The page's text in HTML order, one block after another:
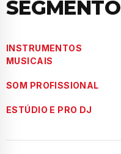
SEGMENTO
INSTRUMENTOS
MUSICAIS
SOM PROFISSIONAL
ESTÚDIO E PRO DJ